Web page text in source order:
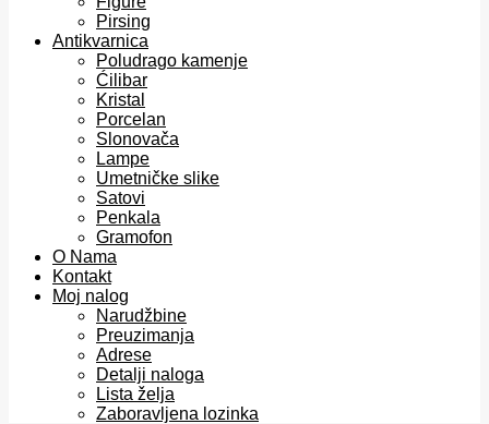
Pirsing
Antikvarnica
Poludrago kamenje
Ćilibar
Kristal
Porcelan
Slonovača
Lampe
Umetničke slike
Satovi
Penkala
Gramofon
O Nama
Kontakt
Moj nalog
Narudžbine
Preuzimanja
Adrese
Detalji naloga
Lista želja
Zaboravljena lozinka